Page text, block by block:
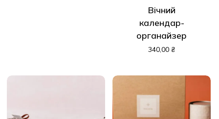
Вічний
календар-
органайзер
340,00 ₴